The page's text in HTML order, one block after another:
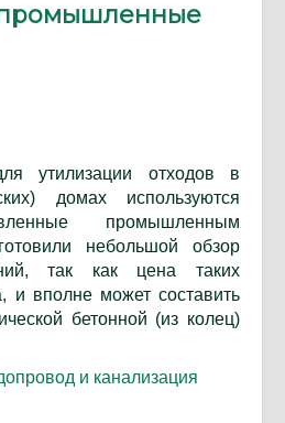
утилизации отходов в
домах используются
промышленным
небольшой обзор
так как цена таких
и вполне может составить
бетонной (из колец)
и канализация